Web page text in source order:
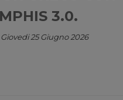
3.0.
25 Giugno 2026